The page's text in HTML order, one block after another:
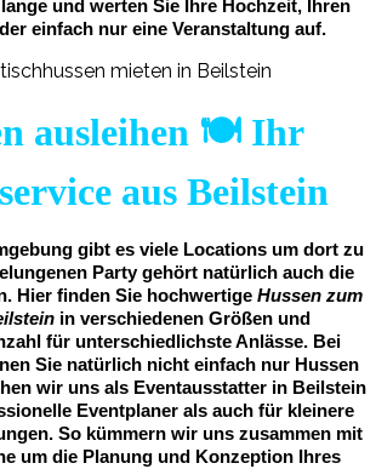
und werten Sie Ihre Hochzeit, Ihren
einfach nur eine Veranstaltung auf.
ausleihen 🍽️ Ihr
aus Beilstein
gibt es viele Locations um dort zu
Party gehört natürlich auch die
Hier finden Sie hochwertige Hussen zum
in verschiedenen Größen und
für unterschiedlichste Anlässe. Bei
Sie natürlich nicht einfach nur Hussen
wir uns als Eventausstatter in Beilstein
Eventplaner als auch für kleinere
So kümmern wir uns zusammen mit
um die Planung und Konzeption Ihres